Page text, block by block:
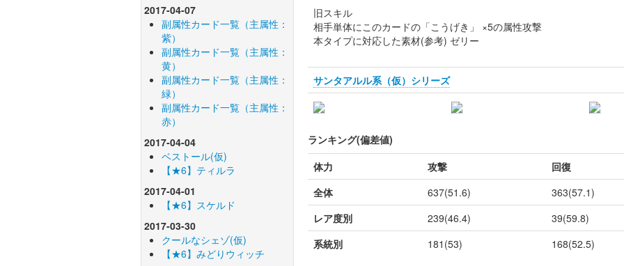
2017-04-07
副属性カード一覧（主属性：
紫）
副属性カード一覧（主属性：
黄）
副属性カード一覧（主属性：
緑）
副属性カード一覧（主属性：
赤）
2017-04-04
ベストール(仮)
【★6】ティルラ
2017-04-01
【★6】スケルド
2017-03-30
クールなシェゾ(仮)
【★6】みどりウィッチ
旧スキル
相手単体にこのカードの「こうげき」 ×5の属性攻撃
本タイプに対応した素材(参考) ゼリー
サンタアルル系（仮）シリーズ
ランキング(偏差値)
体力
攻撃
回復
全体
637(51.6)
363(57.1)
レア度別
239(46.4)
39(59.8)
系統別
181(53) 168(52.5)